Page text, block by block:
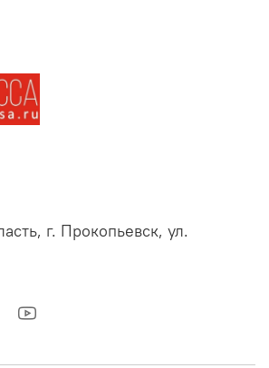
г. Прокопьевск, ул.